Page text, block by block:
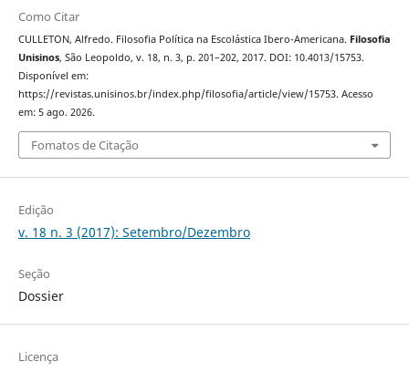
Como Citar
CULLETON, Alfredo. Filosofia Política na Escolástica Ibero-Americana. Filosofia
Unisinos, São Leopoldo, v. 18, n. 3, p. 201–202, 2017. DOI: 10.4013/15753.
Disponível em:
https://revistas.unisinos.br/index.php/filosofia/article/view/15753. Acesso
em: 5 ago. 2026.
Fomatos de Citação
Edição
v. 18 n. 3 (2017): Setembro/Dezembro
Seção
Dossier
Licença